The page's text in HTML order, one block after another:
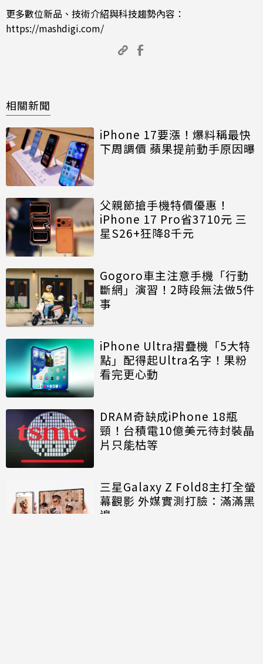
更多數位新品、技術介紹與科技趨勢內容：
https://mashdigi.com/
相關新聞
iPhone 17要漲！爆料稱最快
下周調價 蘋果提前動手原因曝
父親節搶手機特價優惠！
iPhone 17 Pro省3710元 三
星S26+狂降8千元
Gogoro車主注意手機「行動
斷網」演習！2時段無法做5件
事
iPhone Ultra摺疊機「5大特
點」配得起Ultra名字！果粉
看完更心動
DRAM奇缺成iPhone 18瓶
頸！台積電10億美元待封裝晶
片只能枯等
三星Galaxy Z Fold8主打全螢
幕觀影 外媒實測打臉：滿滿黑
邊